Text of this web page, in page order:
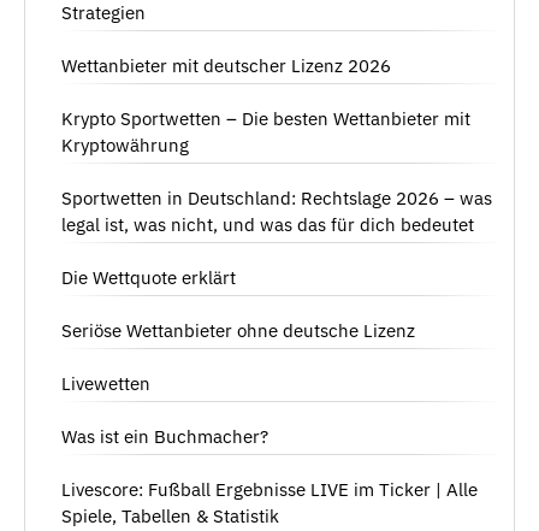
Strategien
Wettanbieter mit deutscher Lizenz 2026
Krypto Sportwetten – Die besten Wettanbieter mit
Kryptowährung
Sportwetten in Deutschland: Rechtslage 2026 – was
legal ist, was nicht, und was das für dich bedeutet
Die Wettquote erklärt
Seriöse Wettanbieter ohne deutsche Lizenz
Livewetten
Was ist ein Buchmacher?
Livescore: Fußball Ergebnisse LIVE im Ticker | Alle
Spiele, Tabellen & Statistik